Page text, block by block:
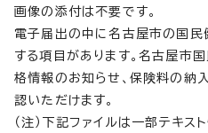
画像の添付は不要です。
電子届出の中に名古屋市の国民
する項目があります。名古屋市
格情報のお知らせ、保険料の納
認いただけます。
（注）下記ファイルは一部テキ